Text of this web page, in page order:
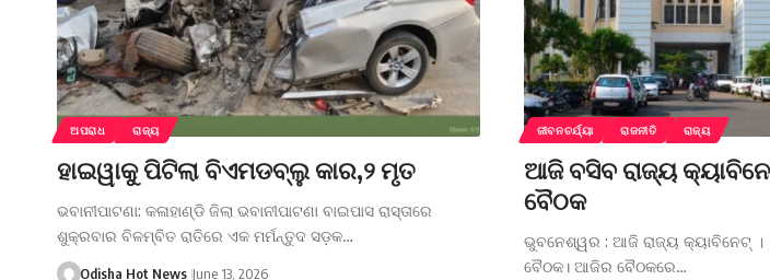
ଅପରାଧ ରାଜ୍ୟ
ହାଇୱାକୁ ପିଟିଲା ବିଏମଡବ୍ଲୁ କାର,୨ ମୃତ
ଭବାନୀପାଟଣା: କଳାହାଣ୍ଡି ଜିଲା ଭବାନୀପାଟଣା ବାଇପାସ ରାସ୍ତାରେ
ଶୁକ୍ରବାର ବିଳମ୍ବିତ ରାତିରେ ଏକ ମର୍ମନ୍ତୁଦ ସଡ଼କ…
Odisha Hot News June 13, 2026
ଜୀବନଚର୍ଯ୍ୟା ରାଜନୀତି ରାଜ୍ୟ
ଆଜି ବସିବ ରାଜ୍ୟ
ବୈଠକ
ଭୁବନେଶ୍ୱର : ଆଜି ରାଜ୍ୟ କ୍ୟାବିନେଟ୍ ।
ବୈଠକ। ଆଜିର ବୈଠକରେ…